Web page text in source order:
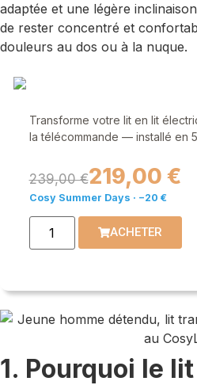
adaptée et une légère
de rester concentré et
douleurs au dos ou à la nuque.
Transforme votre lit en lit
la télécommande — installé en
239,00 €219,00 €
Cosy Summer Days · −20 €
ACHETER
1. Pourquoi le